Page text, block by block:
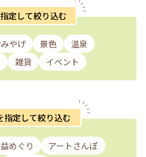
定して絞り込む
やげ 景色
温泉
雑貨 イベント
指定して絞り込む
めぐり
アートさんぽ